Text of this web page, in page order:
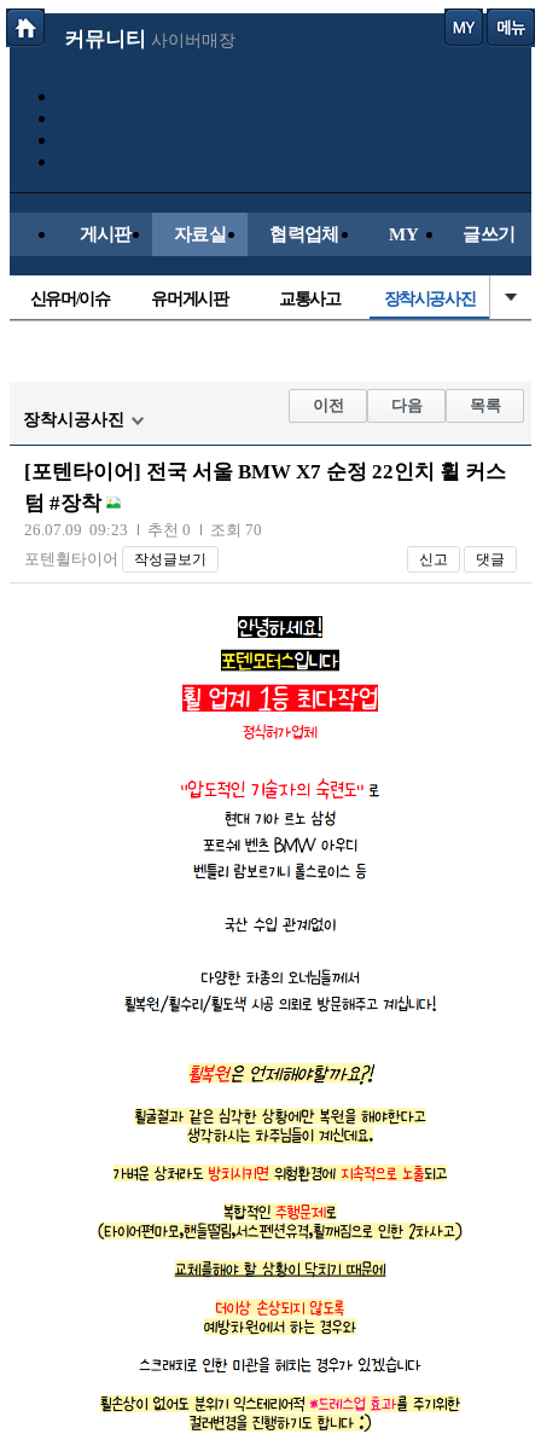
커뮤니티 사이버매장
게시판 자료실 협력업체 MY 글쓰기
신유머/이슈 유머게시판 교통사고 장착시공사진
레이싱모델 자유사진
군사/무기
오토바이
장착시공사진
이전 다음 목록
[포텐타이어] 전국 서울 BMW X7 순정 22인치 휠 커스
텀 #장착
26.07.09 09:23 추천 0
조회 70
포텐휠타이어
작성글보기 신고 댓글